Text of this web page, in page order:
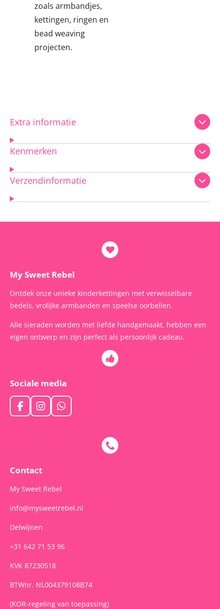
zoals armbandjes,
kettingen, ringen en
bead weaving
projecten.
Extra informatie
Kenmerken
Verzendinformatie
My Sweet Rebel
Ontdek onze unieke kinderkettingen met verwisselbare
bedels, vrolijke armbanden en speelse oorbellen.
Alle sieraden worden met liefde handgemaakt, hebben een
eigen ontwerp en zijn perfect als persoonlijk cadeau.
Sociale media
F
a
k
I
n
r
a
m
W
h
Contact
My Sweet Rebel
info@mysweetrebel.nl
Delwijnen
+31 642 71 53 96
KVK 87230518
BTWnr. NL004379108B74
(KOR-regeling van toepassing)